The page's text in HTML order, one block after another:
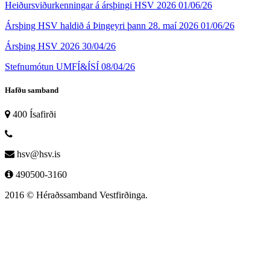
Heiðursviðurkenningar á ársþingi HSV 2026 01/06/26
Ársþing HSV haldið á Þingeyri þann 28. maí 2026 01/06/26
Ársþing HSV 2026 30/04/26
Stefnumótun UMFÍ&ÍSÍ 08/04/26
Hafðu samband
400 Ísafirði
hsv@hsv.is
490500-3160
2016 © Héraðssamband Vestfirðinga.